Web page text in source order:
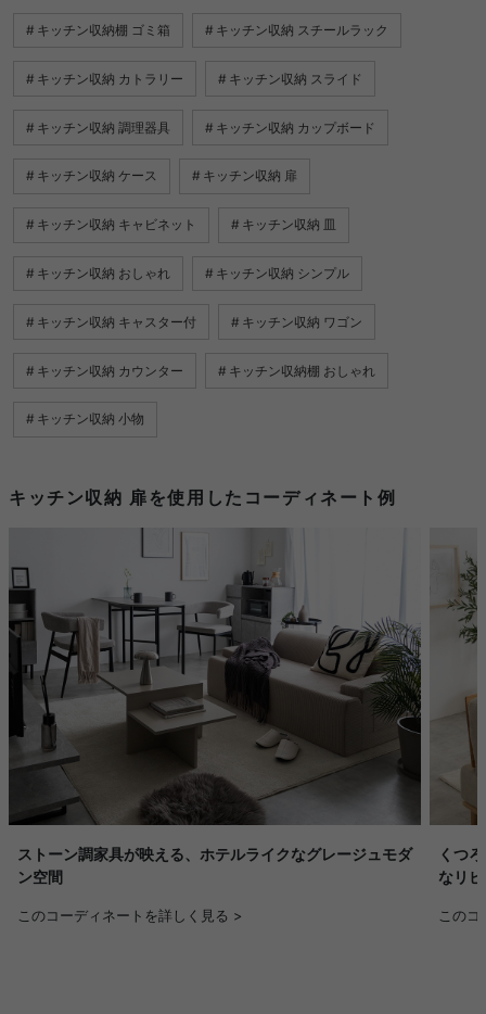
キッチン収納棚 ゴミ箱 キッチン収納 スチールラック
キッチン収納 カトラリー キッチン収納 スライド
キッチン収納 調理器具 キッチン収納 カップボード
キッチン収納 ケース キッチン収納 扉
キッチン収納 キャビネット キッチン収納 皿
キッチン収納 おしゃれ キッチン収納 シンプル
キッチン収納 キャスター付 キッチン収納 ワゴン
キッチン収納 カウンター キッチン収納棚 おしゃれ
キッチン収納 小物
キッチン収納 扉を使用したコーディネート例
ストーン調家具が映える、ホテルライクなグレージュモダ
ン空間
このコーディネートを詳しく見る >
くつ
なリ
この